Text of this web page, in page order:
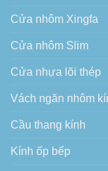
Cửa nhôm Xingfa
Cửa nhôm Slim
Cửa nhựa lõi thép
Vách ngăn nhôm
Cầu thang kính
Kính ốp bếp